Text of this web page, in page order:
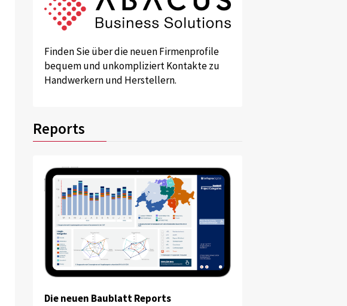
Finden Sie über die neuen Firmenprofile
bequem und unkompliziert Kontakte zu
Handwerkern und Herstellern.
Reports
Die neuen Baublatt Reports